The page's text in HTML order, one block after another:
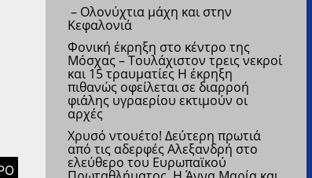
– Ολονύχτια μάχη και στην
Κεφαλονιά
Φονική έκρηξη στο κέντρο της
Μόσχας – Τουλάχιστον τρεις νεκροί
και 15 τραυματίες Η έκρηξη
πιθανώς οφείλεται σε διαρροή
φιάλης υγραερίου εκτιμούν οι
αρχές
Χρυσό ντουέτο! Δεύτερη πρωτιά
από τις αδερφές Αλεξανδρή στο
ελεύθερο του Ευρωπαϊκού